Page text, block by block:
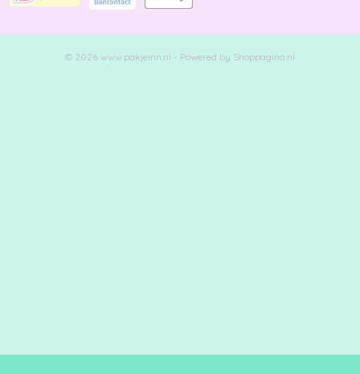
© 2026 www.pakjeinn.nl - Powered by Shoppagina.nl